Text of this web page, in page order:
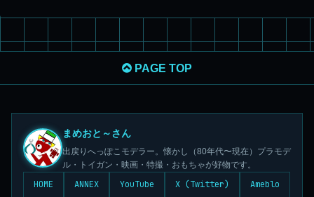
PAGE TOP
まめおと～さん
出戻りへっぽこモデラー。懐かし（80年代〜現在）プラモデ
ル・トイガン・映画・特撮・おもちゃが好物です。
HOME ANNEX YouTube X (Twitter) Ameblo